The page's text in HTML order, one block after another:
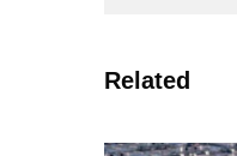
Related